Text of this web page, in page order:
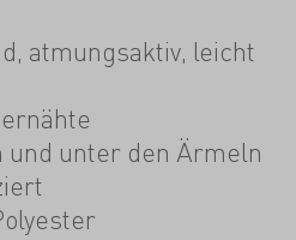
atmungsaktiv, leicht
und unter den Ärmeln